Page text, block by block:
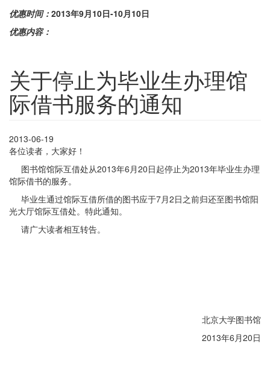
优惠时间： 2013年9月10日-10月10日
优惠内容：
关于停止为毕业生办理馆
际借书服务的通知
2013-06-19
各位读者，大家好！
图书馆馆际互借处从2013年6月20日起停止为2013年毕业生办理
馆际借书的服务。
毕业生通过馆际互借所借的图书应于7月2日之前归还至图书馆阳
光大厅馆际互借处。特此通知。
请广大读者相互转告。
北京大学图书馆
2013年6月20日